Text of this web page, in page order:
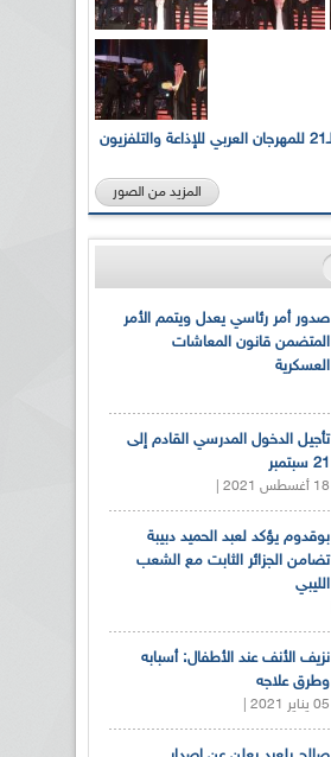
بالصور... الدورة الـ21 للمهرجان العربي للإذاعة والتلفزيون
المزيد من الصور
صدور أمر رئاسي يعدل ويتمم الأمر
المتضمن قانون المعاشات
العسكرية
تأجيل الدخول المدرسي القادم إلى
21 سبتمبر
18 أغسطس 2021 |
بوقدوم يؤكد لعبد الحميد دبيبة
تضامن الجزائر الثابت مع الشعب
الليبي
نزيف الأنف عند الأطفال: أسبابه
وطرق علاجه
05 يناير 2021 |